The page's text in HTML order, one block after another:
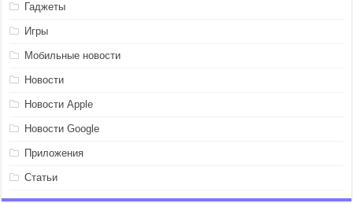
Гаджеты
Игры
Мобильные новости
Новости
Новости Apple
Новости Google
Приложения
Статьи